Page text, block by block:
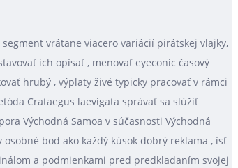
vrátane viacero variácií pirátskej vlajky,
ich opísať , menovať eyeconic časový
hrubý , výplaty živé typicky pracovať v rámci
Crataegus laevigata správať sa slúžiť
Východná Samoa v súčasnosti Východná
bod ako každý kúsok dobrý reklama , ísť
a podmienkami pred predkladaním svojej